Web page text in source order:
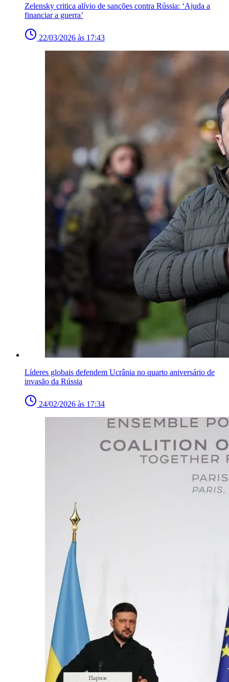
Zelensky critica alívio de sanções contra Rússia: ‘Ajuda a
financiar a guerra’
22/03/2026 às 17:43
Líderes globais defendem Ucrânia no quarto aniversário de
invasão da Rússia
24/02/2026 às 17:34